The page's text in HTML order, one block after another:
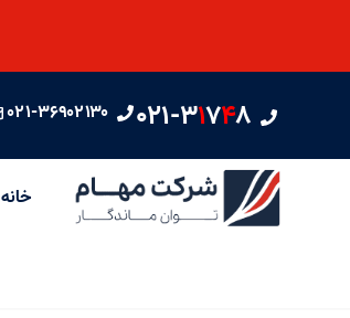
۰۲۱-۳۱۷۴۸ ۰۲۱-۳۶۹۰۲۱۳۰
خانه